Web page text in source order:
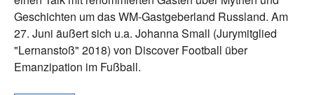
Geschichten um das WM-Gastgeberland Russland. Am
27. Juni äußert sich u.a. Johanna Small (Jurymitglied
"Lernanstoß" 2018) von Discover Football über
Emanzipation im Fußball.